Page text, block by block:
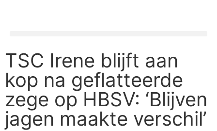
TSC Irene blijft aan
kop na geflatteerde
zege op HBSV: ‘Blijven
jagen maakte verschil’